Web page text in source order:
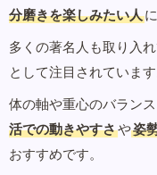
分磨きを楽しみたい人
多くの著名人も取り入
として注目されています
体の軸や重心のバラン
活での動きやすさや姿
おすすめです。